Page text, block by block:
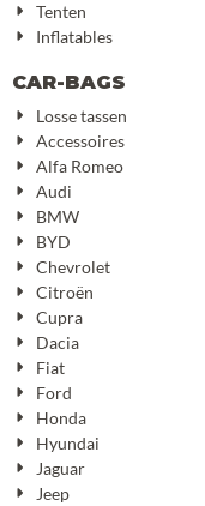
Tenten
Inflatables
CAR-BAGS
Losse tassen
Accessoires
Alfa Romeo
Audi
BMW
BYD
Chevrolet
Citroën
Cupra
Dacia
Fiat
Ford
Honda
Hyundai
Jaguar
Jeep